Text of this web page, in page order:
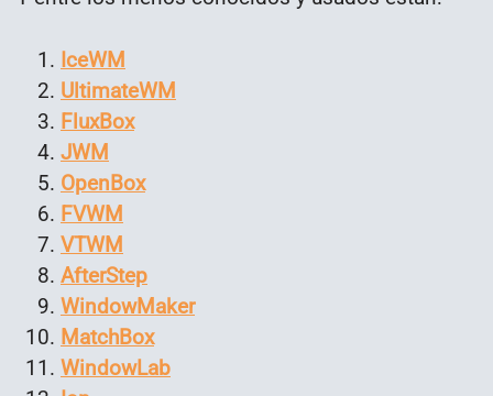
IceWM
UltimateWM
FluxBox
JWM
OpenBox
FVWM
VTWM
AfterStep
WindowMaker
MatchBox
WindowLab